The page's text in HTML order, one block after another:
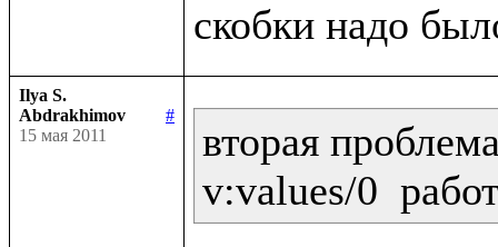
Ilya S.
Abdrakhimov
#
15 мая 2011
вторая